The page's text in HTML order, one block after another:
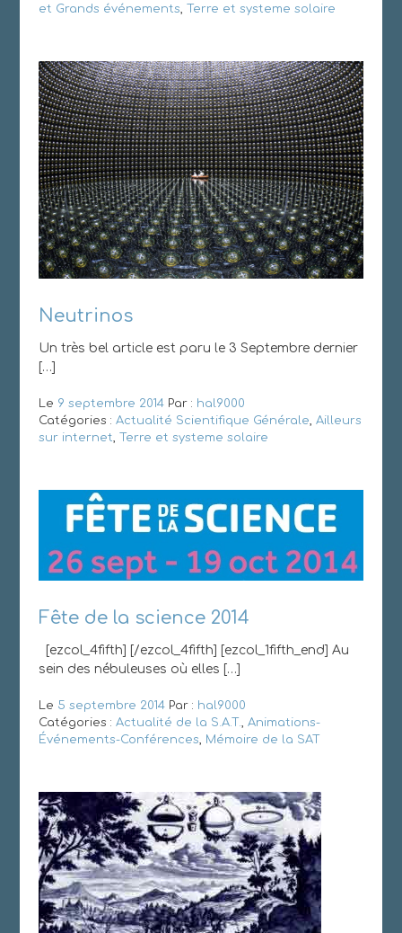
et Grands événements, Terre et systeme solaire
Neutrinos
Un très bel article est paru le 3 Septembre dernier
[…]
Le 9 septembre 2014Par : hal9000
Catégories : Actualité Scientifique Générale, Ailleurs
sur internet, Terre et systeme solaire
Fête de la science 2014
[ezcol_4fifth] [/ezcol_4fifth] [ezcol_1fifth_end] Au
sein des nébuleuses où elles […]
Le 5 septembre 2014Par : hal9000
Catégories : Actualité de la S.A.T.
Animations-
Événements-Conférences
Mémoire de la SAT